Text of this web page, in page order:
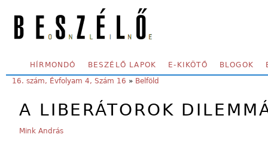
SECONDARY MENU
HÍRMONDÓ BESZÉLŐ LAPOK E-KIKÖTŐ BLOGOK
YOU ARE HERE:
16. szám, Évfolyam 4, Szám 16 » Belföld
A LIBERÁTOROK
Mink András